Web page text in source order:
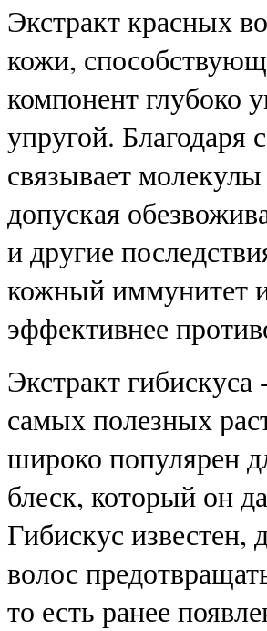
Экстракт красных
кожи,
компонент глубоко
упругой. Благодаря
связывает
допуская
и другие
кожный иммунитет
эффективнее
Экстракт
самых полезных
широко популярен
блеск, который он
Гибискус известен,
волос
то есть ранее